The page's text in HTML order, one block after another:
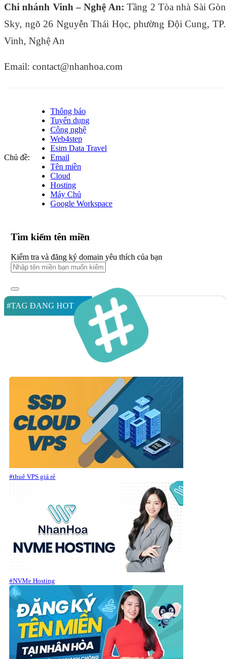
Chi nhánh Vinh – Nghệ An:Tầng 2 Tòa nhà Sài Gòn
Sky, ngõ 26 Nguyễn Thái Học, phường Đội Cung, TP.
Vinh, Nghệ An
Email: contact@nhanhoa.com
Chủ đề:
Thông báo
Tuyển dụng
Công nghệ
Web4step
Esim Data Travel
Email
Tên miền
Cloud
Hosting
Máy Chủ
Google Workspace
Tìm kiếm tên miền
Kiểm tra và đăng ký domain yêu thích của bạn
#TAG ĐANG HOT
#thuê VPS giá rẻ
#NVMe Hosting